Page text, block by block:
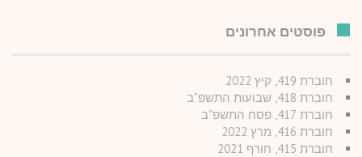
פוסטים אחרונים
חוברת 419, קיץ 2022
חוברת 418, שבועות התשפ"ב
חוברת 417, פסח התשפ"ב
חוברת 416, מרץ 2022
חוברת 415, חורף 2021